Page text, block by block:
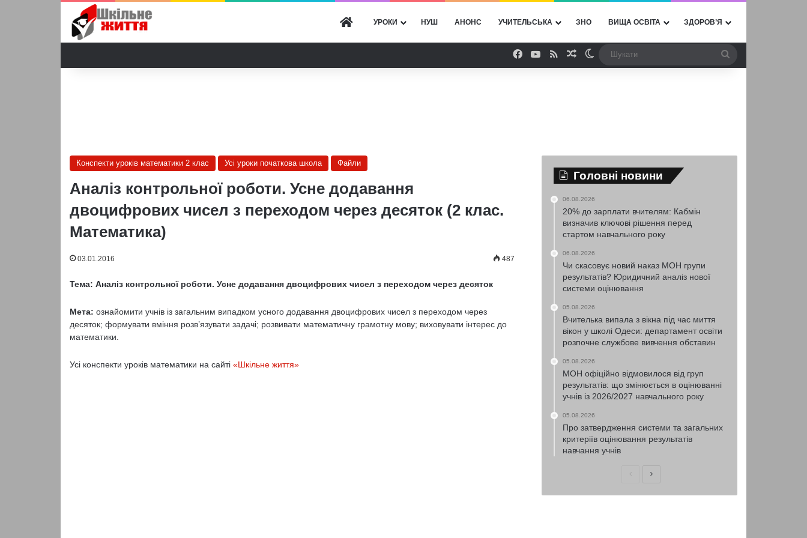
ГОЛОВНА
УРОКИ НУШ АНОНС УЧИТЕЛЬСЬКА ЗНО ВИЩА ОСВІТА ЗДОРОВ’Я
Facebook
YouTube
RSSВипадкова стаття
Switch skin
Конспекти уроків математики 2 клас Усі уроки початкова школа Файли
Аналіз контрольної роботи. Усне додавання
двоцифрових чисел з переходом через десяток (2 клас.
Математика)
03.01.2016 487
Тема: Аналіз контрольної роботи. Усне додавання двоцифрових чисел з переходом через десяток
Мета: ознайомити учнів із загальним випадком усного додавання двоцифрових чисел з переходом через
десяток; формувати вміння розв’язувати задачі; розвивати математичну грамотну мову; виховувати інтерес до
математики.
Усі конспекти уроків математики на сайті «Шкільне життя»
Головні новини
06.08.2026
20% до зарплати вчителям: Кабмін
визначив ключові рішення перед
стартом навчального року
06.08.2026
Чи скасовує новий наказ МОН групи
результатів? Юридичний аналіз нової
системи оцінювання
05.08.2026
Вчителька випала з вікна під час миття
вікон у школі Одеси: департамент освіти
розпочне службове вивчення обставин
05.08.2026
МОН офіційно відмовилося від груп
результатів: що змінюється в оцінюванні
учнів із 2026/2027 навчального року
05.08.2026
Про затвердження системи та загальних
критеріїв оцінювання результатів
навчання учнів
ПопередняНаступна